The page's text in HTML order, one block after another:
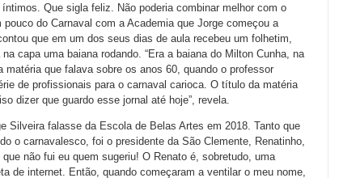
Que sigla feliz. Não poderia combinar melhor com o
do Carnaval com a Academia que Jorge começou a
que em um dos seus dias de aula recebeu um folhetim,
capa uma baiana rodando. “Era a baiana do Milton Cunha, na
matéria que falava sobre os anos 60, quando o professor
de profissionais para o carnaval carioca. O título da matéria
dizer que guardo esse jornal até hoje”, revela.
Silveira falasse da Escola de Belas Artes em 2018. Tanto que
o carnavalesco, foi o presidente da São Clemente, Renatinho,
não fui eu quem sugeriu! O Renato é, sobretudo, uma
de internet. Então, quando começaram a ventilar o meu nome,